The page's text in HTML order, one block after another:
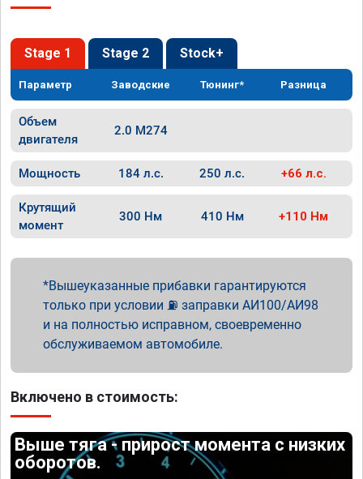
Stage 1 Stage 2 Stock+
Параметр Заводские Тюнинг* Разница
Объем
двигателя
2.0 M274
Мощность 184 л.с. 250 л.с. +66 л.с.
Крутящий
момент
300 Нм 410 Нм +110 Нм
Вышеуказанные прибавки гарантируются
только при условии ⛽ заправки АИ100/АИ98
и на полностью исправном, своевременно
обслуживаемом автомобиле.
Включено в стоимость:
Выше тяга - прирост момента с низких
оборотов.